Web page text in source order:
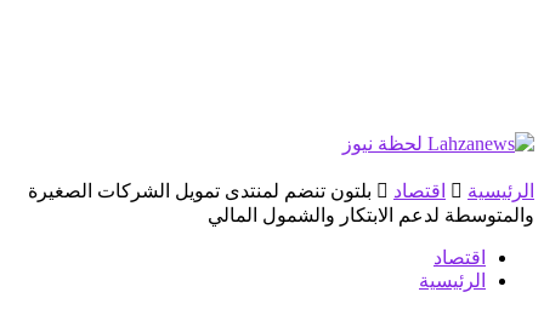
الرئيسية اقتصاد
بلتون تنضم لمنتدى تمويل الشركات الصغيرة
والمتوسطة لدعم الابتكار والشمول المالي
اقتصاد
الرئيسية